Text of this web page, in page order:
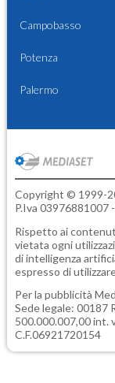
Campobasso
Potenza
Palermo
Copyright © 1999-
P.Iva
Rispetto ai
vietata ogni
di intelligenza
espresso di
Per la pubblicità
Sede legale: 00187
500.000.007,00 int.
C.F.06921720154